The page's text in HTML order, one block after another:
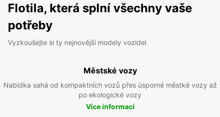
Flotila, která splní všechny vaše
potřeby
Vyzkoušejte si ty nejnovější modely vozidel
Městské vozy
Nabídka sahá od kompaktních vozů přes úsporné městké vozy až
po ekologické vozy
Více informací